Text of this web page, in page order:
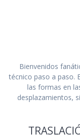
Bienvenidos
técnico paso a paso.
las formas en
desplazamientos,